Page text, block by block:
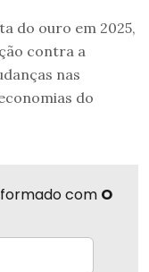
do ouro em 2025,
contra a
nas
do
com O